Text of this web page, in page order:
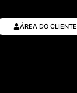
ÁREA DO CLIENTE